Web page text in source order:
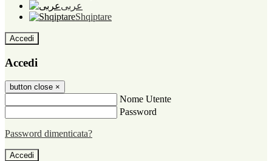
عربى
Shqiptare
Accedi
Accedi
button close ×
Nome Utente
Password
Password dimenticata?